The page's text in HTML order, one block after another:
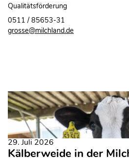
Qualitätsförderung
0511 / 85653-31
grosse@milchland.de
29. Juli 2026
Kälberweide in der